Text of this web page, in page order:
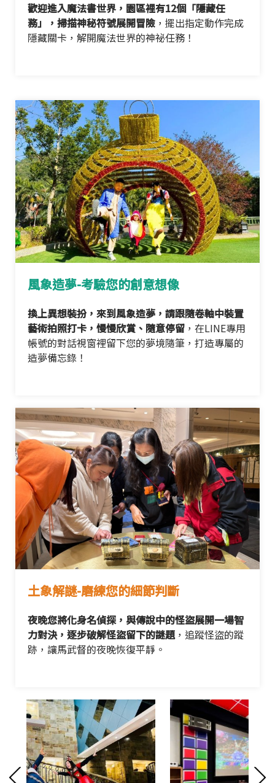
歡迎進入魔法書世界，園區裡有12個「隱藏任
務」，掃描神秘符號展開冒險 ，擺出指定動作完成
隱藏關卡，解開魔法世界的神祕任務！
風象造夢-考驗您的創意想像
換上異想裝扮，來到風象造夢，請跟隨卷軸中裝置
藝術拍照打卡，慢慢欣賞、隨意停留 ，在LINE專用
帳號的對話視窗裡留下您的夢境隨筆，打造專屬的
造夢備忘錄！
土象解謎-磨練您的細節判斷
夜晚您將化身名偵探，與傳說中的怪盜展開一場智
力對決，逐步破解怪盜留下的謎題，追蹤怪盜的蹤
跡，讓馬武督的夜晚恢復平靜。